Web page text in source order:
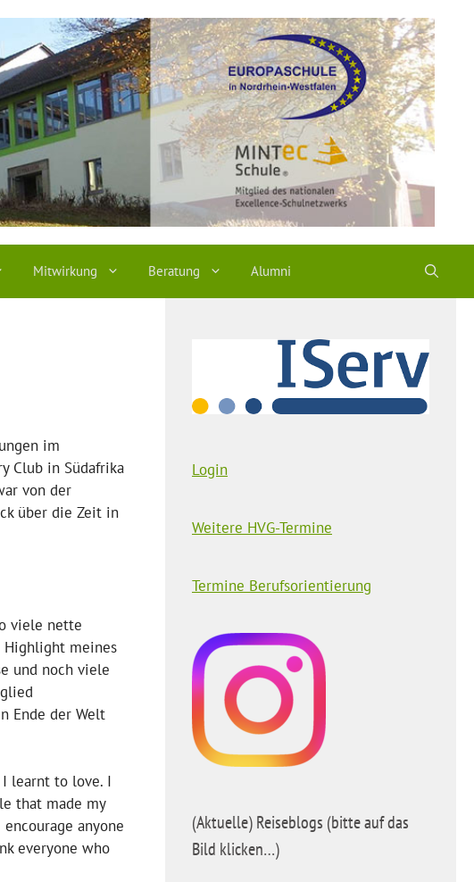
Mitwirkung Beratung Alumni
im
Club in Südafrika
von der
über die Zeit in
viele nette
Highlight meines
und noch viele
Ende der Welt
learnt to love. I
that made my
anyone
everyone who
Login
Weitere HVG-Termine
Termine Berufsorientierung
(Aktuelle) Reiseblogs (bitte auf das
Bild klicken…)